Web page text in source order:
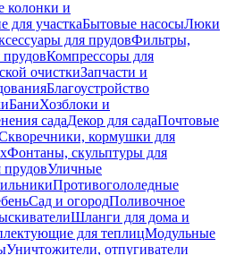
колонки и
для участкаБытовые насосыЛюки
для прудовФильтры,
прудовКомпрессоры для
очисткиЗапчасти и
Благоустройство
БаниХозблоки и
садаДекор для садаПочтовые
кормушки для
Фонтаны, скульптуры для
прудовУличные
Противогололедные
Сад и огородПоливочное
Шланги для дома и
для теплицМодульные
Уничтожители, отпугиватели